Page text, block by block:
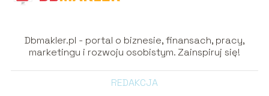
Dbmakler.pl - portal o biznesie, finansach, pracy,
marketingu i rozwoju osobistym. Zainspiruj się!
REDAKCJA